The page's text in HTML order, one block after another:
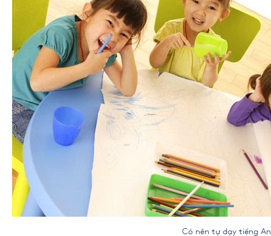
Có nên tự dạy tiếng Anh cho